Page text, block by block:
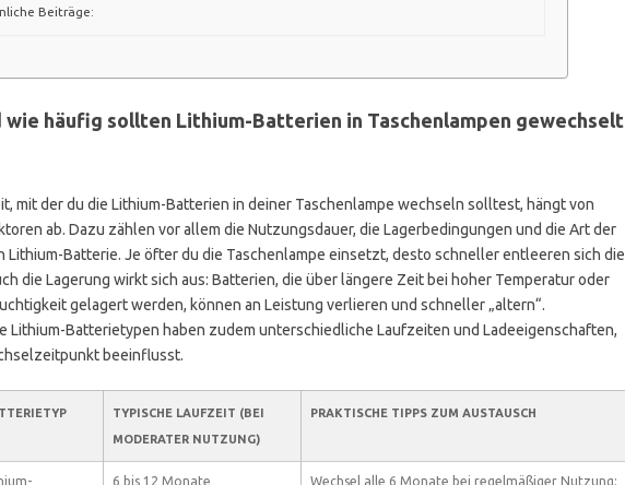
Beiträge:
wie häufig sollten Lithium-Batterien in Taschenlampen gewechselt
mit der du die Lithium-Batterien in deiner Taschenlampe wechseln solltest, hängt von
ab. Dazu zählen vor allem die Nutzungsdauer, die Lagerbedingungen und die Art der
Lithium-Batterie. Je öfter du die Taschenlampe einsetzt, desto schneller entleeren sich die
die Lagerung wirkt sich aus: Batterien, die über längere Zeit bei hoher Temperatur oder
gelagert werden, können an Leistung verlieren und schneller „altern“.
Lithium-Batterietypen haben zudem unterschiedliche Laufzeiten und Ladeeigenschaften,
beeinflusst.
TYPISCHE LAUFZEIT (BEI
MODERATER NUTZUNG)
PRAKTISCHE TIPPS ZUM AUSTAUSCH
6 bis 12 Monate
Wechsel alle 6 Monate bei regelmäßiger Nutzung;